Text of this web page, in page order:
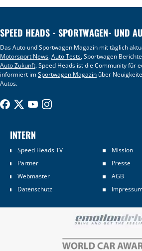
SPEED HEADS - SPORTWAGEN- UND
Das Auto und Sportwagen Magazin mit täglich
Motorsport News,Auto Tests, Sportwagen
Auto Zukunft. Speed Heads ist die Community für
informiert imSportwagen Magazin über
Autos.
INTERN
Speed Heads TV
Mission
Partner
Presse
Webmaster
AGB
Datenschutz